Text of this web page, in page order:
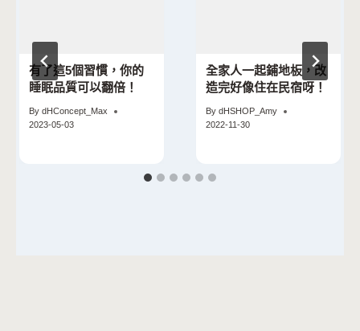
有了這5個習慣，你的
睡眠品質可以翻倍！
By dHConcept_Max
2023-05-03
全家人一起鋪地板，改
造完好像住在民宿呀！
By dHSHOP_Amy
2022-11-30